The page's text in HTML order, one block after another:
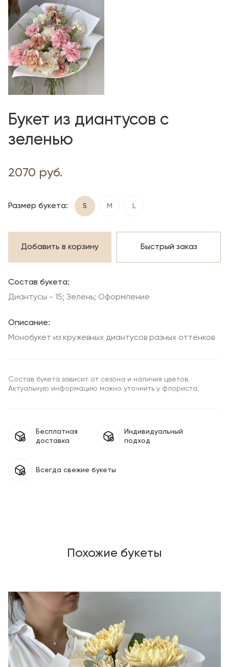
Букет из диантусов с
зеленью
2070 руб.
Размер букета: S М L
Добавить в корзину Быстрый заказ
Состав букета:
Диантусы - 15; Зелень; Оформление
Описание:
Монобукет из кружевных диантусов разных оттенков
Состав букета зависит от сезона и наличия цветов.
Актуальную информацию можно уточнить у флориста.
Бесплатная
доставка
Индивидуальный
подход
Всегда свежие букеты
Похожие букеты